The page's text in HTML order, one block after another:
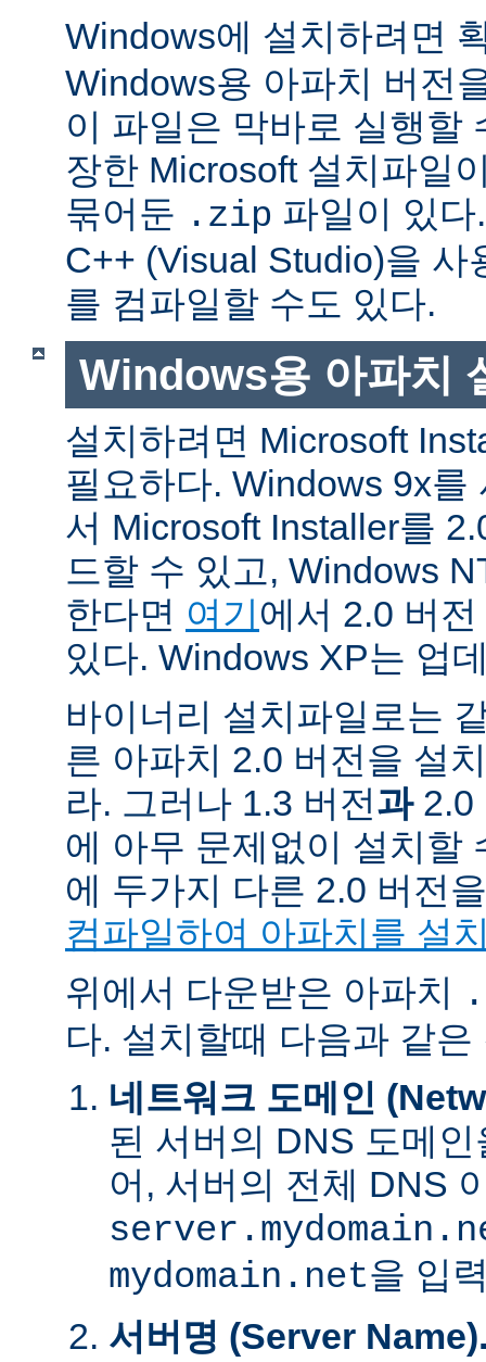
Windows에 설치하려면
Windows용 아파치 버전
이 파일은 막바로 실행할
장한 Microsoft 설치파일
묶어둔 .zip 파일이 있
C++ (Visual Studio)을 사
를 컴파일할 수도 있다.
Windows용 아파치
설치하려면 Microsoft
필요하다. Windows 9x
서 Microsoft Installer를
드할 수 있고, Windows
한다면 여기 에서 2.0 버
있다. Windows XP는 업
바이너리 설치파일로는
른 아파치 2.0 버전을 설
라. 그러나 1.3 버전과2.0
에 아무 문제없이 설치할
에 두가지 다른 2.0 버전
컴파일하여 아파치를 설
위에서 다운받은 아파치
다. 설치할때 다음과 같
네트워크 도메인
된 서버의 DNS 도메
어, 서버의 전체 DNS
mydomain.net을 입
서버명 (Server